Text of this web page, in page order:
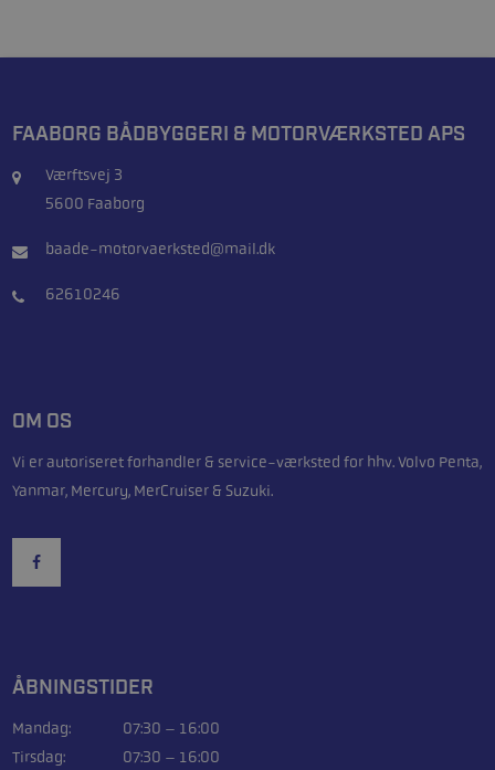
FAABORG BÅDBYGGERI & MOTORVÆRKSTED APS
Værftsvej 3
5600 Faaborg
baade-motorvaerksted@mail.dk
62610246
OM OS
Vi er autoriseret forhandler & service-værksted for hhv. Volvo Penta,
Yanmar, Mercury, MerCruiser & Suzuki.
ÅBNINGSTIDER
Mandag:
07:30 – 16:00
Tirsdag:
07:30 – 16:00